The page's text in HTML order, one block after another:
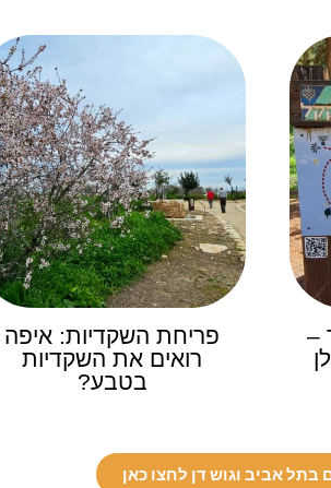
–
פריחת השקדיות: איפה
רואים את השקדיות
בטבע?
בתל אביב וגוש דן לחצו כאן